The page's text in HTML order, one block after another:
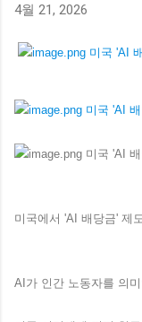
4월 21, 2026
미국에서 'AI 배당금' 제
AI가 인간 노동자를 의